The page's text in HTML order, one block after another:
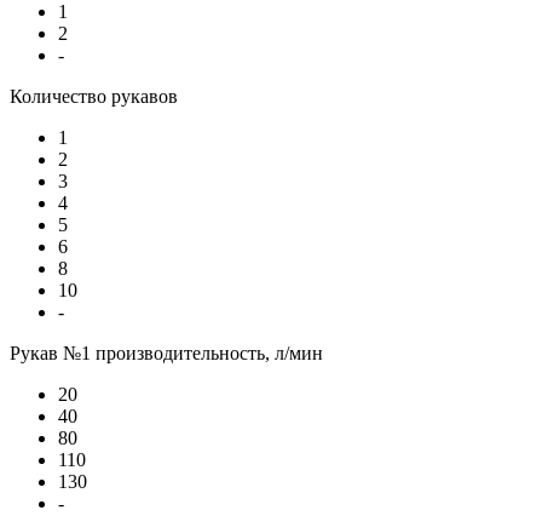
1
2
-
Количество рукавов
1
2
3
4
5
6
8
10
-
Рукав №1 производительность, л/мин
20
40
80
110
130
-